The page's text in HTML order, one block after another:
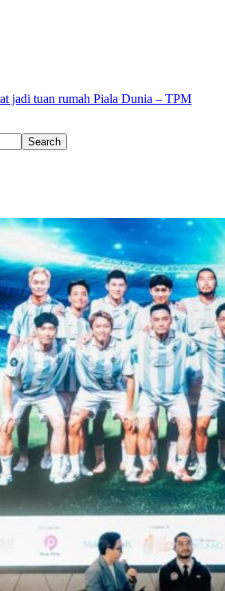
jadi tuan rumah Piala Dunia – TPM
Search